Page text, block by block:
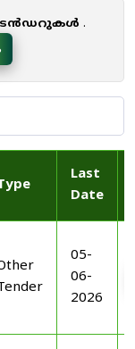
.
Last
Date
05-
06-
2026